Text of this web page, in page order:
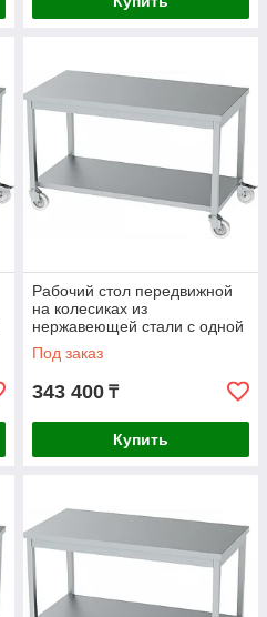
Рабочий стол передвижной
на колесиках из
нержавеющей стали с одной
полкой AISI 304
1100x700x850mm
Под заказ
343 400 ₸
Купить